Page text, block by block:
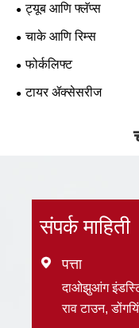
ट्यूब आणि फ्लॅप्स
चाके आणि रिम्स
फोर्कलिफ्ट
टायर ॲक्सेसरीज
संपर्क माहिती
 पत्ता
दाओझुआंग
राव टाउन,